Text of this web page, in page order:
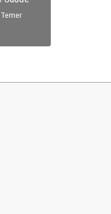
Temer